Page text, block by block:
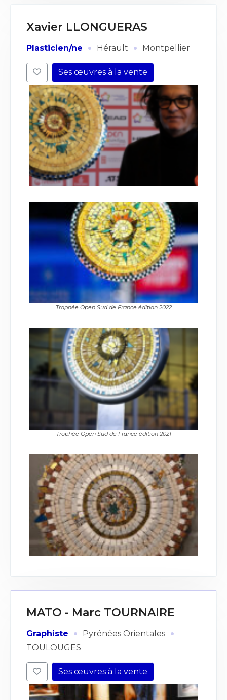
Xavier LLONGUERAS
Plasticien/ne · Hérault · Montpellier
Ses œuvres à la vente
Trophée Open Sud de France édition 2022
Trophée Open Sud de France édition 2021
MATO - Marc TOURNAIRE
Graphiste · Pyrénées Orientales ·
TOULOUGES
Ses œuvres à la vente